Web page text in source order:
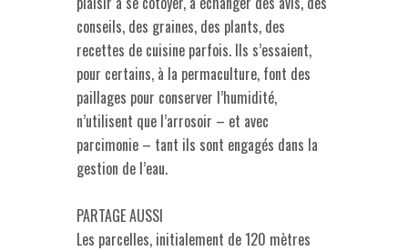
conseils, des graines, des plants, des
recettes de cuisine parfois. Ils s’essaient,
pour certains, à la permaculture, font des
paillages pour conserver l’humidité,
n’utilisent que l’arrosoir – et avec
parcimonie – tant ils sont engagés dans la
gestion de l’eau.
PARTAGE AUSSI
Les parcelles, initialement de 120 mètres